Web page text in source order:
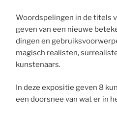
Woordspelingen in de titels
geven van een nieuwe
dingen en
magisch realisten,
kunstenaars.
In deze expositie geven 8
een doorsnee van wat er in